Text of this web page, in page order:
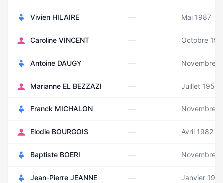
Vivien HILAIRE — Mai 1987
Caroline VINCENT — Octobre
Antoine DAUGY — Novembre
Marianne EL BEZZAZI — Juillet 1955
Franck MICHALON — Novembre
Elodie BOURGOIS — Avril 1982
Baptiste BOERI — Novembre
Jean-Pierre JEANNE — Janvier